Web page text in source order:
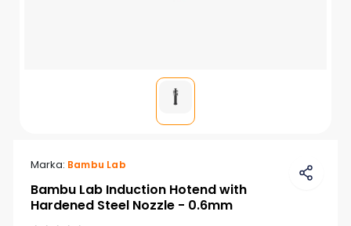
Marka: Bambu Lab
Bambu Lab Induction Hotend with
Hardened Steel Nozzle - 0.6mm